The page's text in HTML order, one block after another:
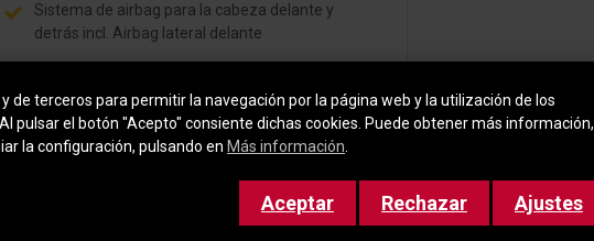
Sistema de airbag para la cabeza delante y
detrás incl. Airbag lateral delante
Elevalunas eléctric. delante y detrás
de terceros para permitir la navegación por la página web y la utilización de los
pulsar el botón "Acepto" consiente dichas cookies. Puede obtener más información,
la configuración, pulsando en Más información
Aceptar Rechazar Ajustes